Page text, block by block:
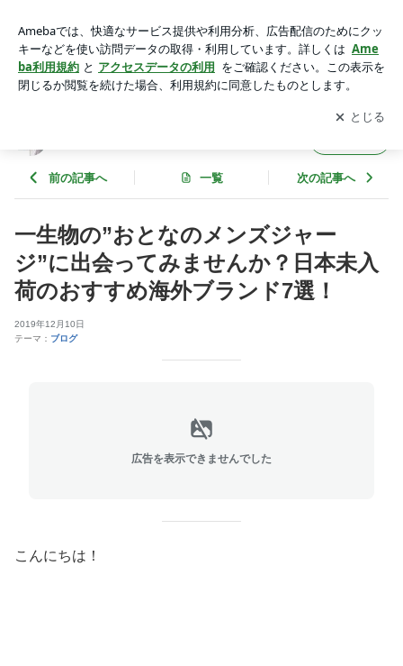
本未入荷のおすすめ海外ブランド7選！ | OtonaSpocon(オトナ
スポコン）の店主日記
アプリをダウンロードして ブログの更新通知
を受け取りまし
ょう。
開く
前の記事へ 一覧 次の記事へ
一生物の”おとなのメンズジャー
ジ”に出会ってみませんか？日本未入
荷のおすすめ海外ブランド7選！
2019年12月10日
テーマ： ブログ
広告を表示できませんでした
こんにちは！